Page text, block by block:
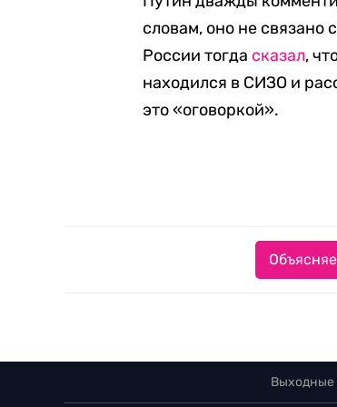
словам, оно не связано
России тогда сказал,
находился в СИЗО и
это «оговоркой».
Выходные